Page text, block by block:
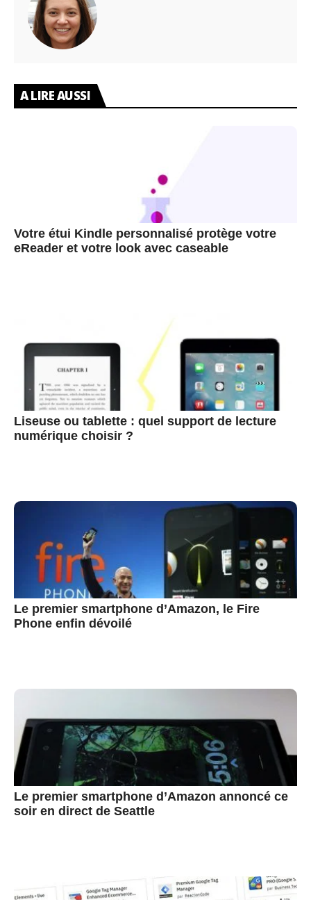
A LIRE AUSSI
Votre étui Kindle personnalisé protège votre
eReader et votre look avec caseable
Liseuse ou tablette : quel support de lecture
numérique choisir ?
Le premier smartphone d’Amazon, le Fire
Phone enfin dévoilé
Le premier smartphone d’Amazon annoncé ce
soir en direct de Seattle